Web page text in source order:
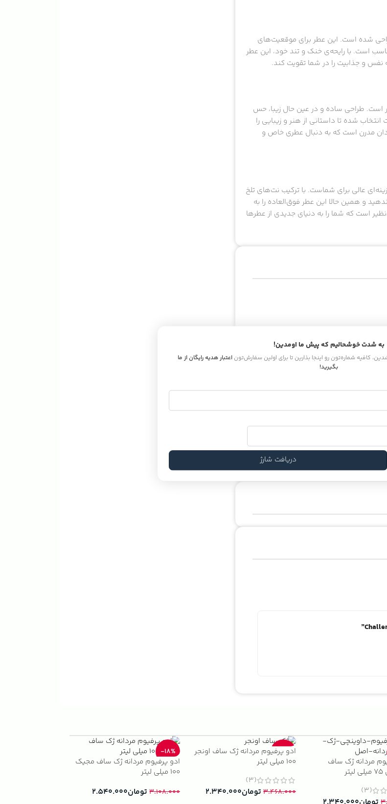
طراحی شده است. این عطر برای موقعیت‌های
است. با رایحه‌ی خنک و تند خود، این عطر
نفس و جذابیت را در شما تقویت کند.
است. طراحی ساده و در عین حال زیبا، حس
شده تا داستانی از هنر و زیبایی را
مدرن است که به دنبال عطری خاص و
عالی برای شماست. با ترکیب نت‌های تلخ
و همین حالا این عطر فوق‌العاده را به
است که شما را به دنیای جدیدی از عطرها
مردانه ژک ساف
(3)
-33%
ادو پرفیوم مردانه ژک ساف اونجر
100 میلی لیتر
(3)
۳.۴۶۸.۰۰۰ تومان۲.۳۴۰.۰۰۰
-18%
ادو پرفیوم مردانه ژک ساف مجیک
100 میلی لیتر
۳.۱۰۸.۰۰۰ تومان۲.۵۴۰.۰۰۰
به شدت خوشحالیم که پیش ما اومدین!
کافیه شماره‌تون رو اینجا بذارین تا برای اولین سفارش‌تون اعتبار هدیه رایگان از ما
بگیرید!
دریافت شارژ